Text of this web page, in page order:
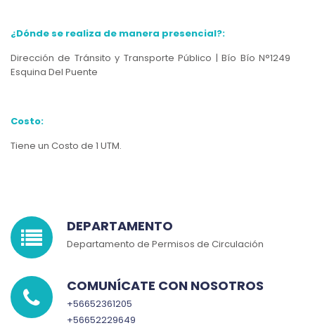
¿Dónde se realiza de manera presencial?:
Dirección de Tránsito y Transporte Público | Bío Bío N°1249
Esquina Del Puente
Costo:
Tiene un Costo de 1 UTM.
DEPARTAMENTO
Departamento de Permisos de Circulación
COMUNÍCATE CON NOSOTROS
+56652361205
+56652229649